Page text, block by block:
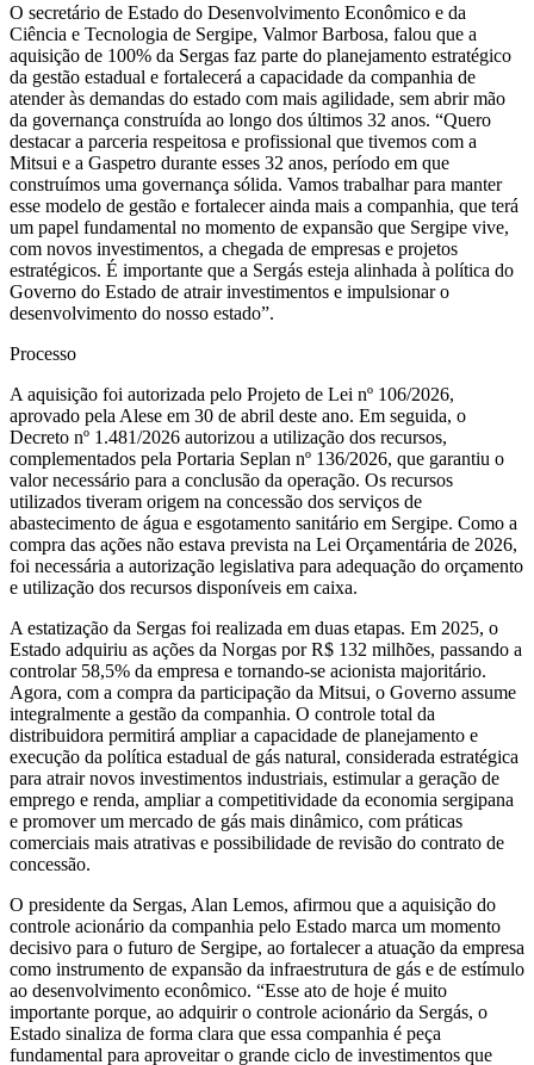
O secretário de Estado do Desenvolvimento Econômico e da
Ciência e Tecnologia de Sergipe, Valmor Barbosa, falou que a
aquisição de 100% da Sergas faz parte do planejamento estratégico
da gestão estadual e fortalecerá a capacidade da companhia de
atender às demandas do estado com mais agilidade, sem abrir mão
da governança construída ao longo dos últimos 32 anos. “Quero
destacar a parceria respeitosa e profissional que tivemos com a
Mitsui e a Gaspetro durante esses 32 anos, período em que
construímos uma governança sólida. Vamos trabalhar para manter
esse modelo de gestão e fortalecer ainda mais a companhia, que terá
um papel fundamental no momento de expansão que Sergipe vive,
com novos investimentos, a chegada de empresas e projetos
estratégicos. É importante que a Sergás esteja alinhada à política do
Governo do Estado de atrair investimentos e impulsionar o
desenvolvimento do nosso estado”.
Processo
A aquisição foi autorizada pelo Projeto de Lei nº 106/2026,
aprovado pela Alese em 30 de abril deste ano. Em seguida, o
Decreto nº 1.481/2026 autorizou a utilização dos recursos,
complementados pela Portaria Seplan nº 136/2026, que garantiu o
valor necessário para a conclusão da operação. Os recursos
utilizados tiveram origem na concessão dos serviços de
abastecimento de água e esgotamento sanitário em Sergipe. Como a
compra das ações não estava prevista na Lei Orçamentária de 2026,
foi necessária a autorização legislativa para adequação do orçamento
e utilização dos recursos disponíveis em caixa.
A estatização da Sergas foi realizada em duas etapas. Em 2025, o
Estado adquiriu as ações da Norgas por R$ 132 milhões, passando a
controlar 58,5% da empresa e tornando-se acionista majoritário.
Agora, com a compra da participação da Mitsui, o Governo assume
integralmente a gestão da companhia. O controle total da
distribuidora permitirá ampliar a capacidade de planejamento e
execução da política estadual de gás natural, considerada estratégica
para atrair novos investimentos industriais, estimular a geração de
emprego e renda, ampliar a competitividade da economia sergipana
e promover um mercado de gás mais dinâmico, com práticas
comerciais mais atrativas e possibilidade de revisão do contrato de
concessão.
O presidente da Sergas, Alan Lemos, afirmou que a aquisição do
controle acionário da companhia pelo Estado marca um momento
decisivo para o futuro de Sergipe, ao fortalecer a atuação da empresa
como instrumento de expansão da infraestrutura de gás e de estímulo
ao desenvolvimento econômico. “Esse ato de hoje é muito
importante porque, ao adquirir o controle acionário da Sergás, o
Estado sinaliza de forma clara que essa companhia é peça
fundamental para aproveitar o grande ciclo de investimentos que